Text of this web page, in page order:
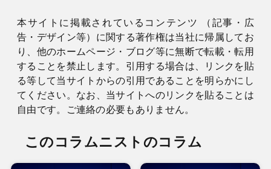
本サイトに掲載されているコンテンツ （記事・広
告・デザイン等）に関する著作権は当社に帰属してお
り、他のホームページ・ブログ等に無断で転載・転用
することを禁止します。引用する場合は、リンクを貼
る等して当サイトからの引用であることを明らかにし
てください。なお、当サイトへのリンクを貼ることは
自由です。ご連絡の必要もありません。
このコラムニストのコラム